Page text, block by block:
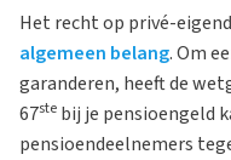
Het recht op privé-
algemeen belang. Om
garanderen, heeft de
67ste bij je pensioengeld
pensioendeelnemers